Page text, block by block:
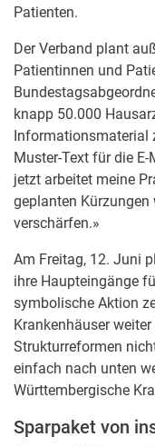
Patienten.
Der Verband plant
Patientinnen und
knapp 50.000
Informationsmaterial
Muster-Text für die
jetzt arbeitet meine
geplanten
verschärfen.»
Am Freitag, 12. Juni
ihre Haupteingänge
symbolische Aktion
Krankenhäuser
Strukturreformen
einfach nach unten
Württembergische
Sparpaket von